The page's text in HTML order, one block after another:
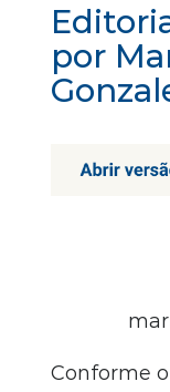
por
Conforme